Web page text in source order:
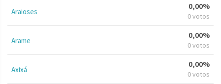
Araioses
0,00%
0 votos
Arame
0,00%
0 votos
Axixá
0,00%
0 votos